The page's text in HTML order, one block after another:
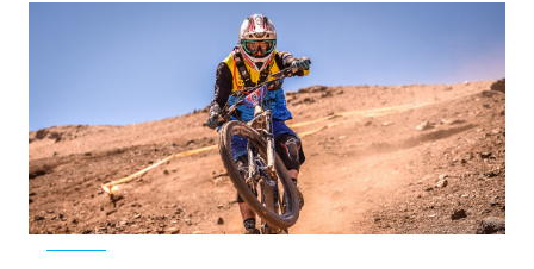
así es que este clásico puede ser mejorado y por lo